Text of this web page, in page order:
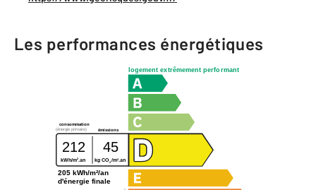
Les performances énergétiques
logement extrêmement performant
consommation
émissions
(énergie primaire)
212 45
kWh/m2.an kg CO2 /m2 .an
205 kWh/m²/an
d'énergie finale